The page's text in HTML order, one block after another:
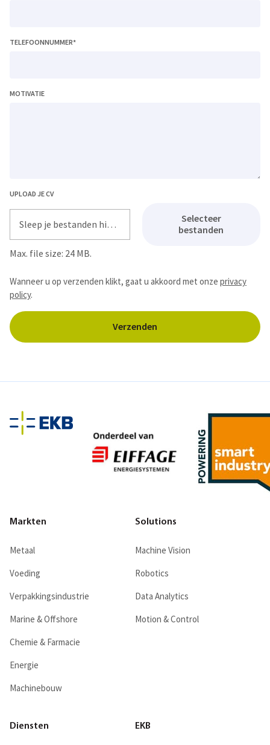
TELEFOONNUMMER*
MOTIVATIE
UPLOAD JE CV
Sleep je bestanden hier of
Selecteer
bestanden
Max. file size: 24 MB.
Wanneer u op verzenden klikt, gaat u akkoord met onze privacy
policy.
Markten
Metaal
Voeding
Verpakkingsindustrie
Marine & Offshore
Chemie & Farmacie
Energie
Machinebouw
Solutions
Machine Vision
Robotics
Data Analytics
Motion & Control
Diensten EKB